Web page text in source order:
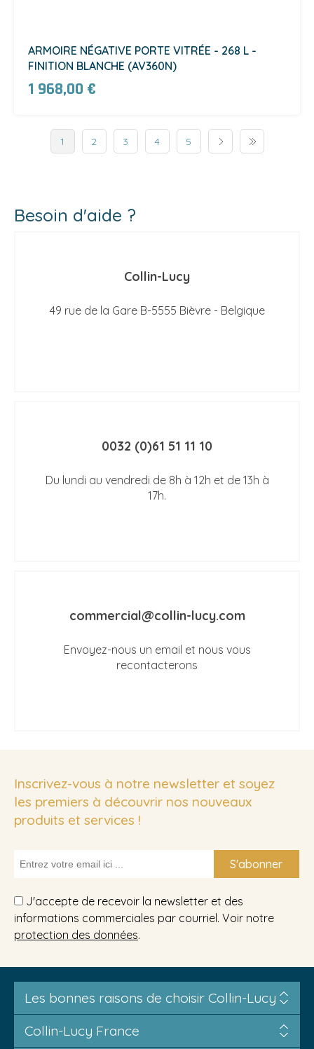
ARMOIRE NÉGATIVE PORTE VITRÉE - 268 L -
FINITION BLANCHE (AV360N)
1 968,00 €
1 2 3 4 5
Besoin d'aide ?
Collin-Lucy
49 rue de la Gare B-5555 Bièvre - Belgique
0032 (0)61 51 11 10
Du lundi au vendredi de 8h à 12h et de 13h à
17h.
commercial@collin-lucy.com
Envoyez-nous un email et nous vous
recontacterons
Inscrivez-vous à notre newsletter et soyez
les premiers à découvrir nos nouveaux
produits et services !
S'abonner
J'accepte de recevoir la newsletter et des
informations commerciales par courriel. Voir notre
protection des données.
Les bonnes raisons de choisir Collin-Lucy
Collin-Lucy France